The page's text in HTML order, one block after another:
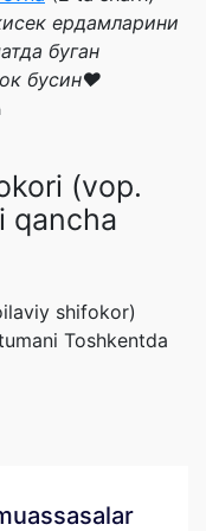
ердамларини
буган
бусин❤️
(vop.
qancha
shifokor)
Toshkentda